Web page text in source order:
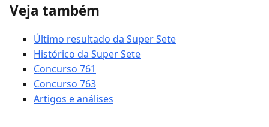
Veja também
Último resultado da Super Sete
Histórico da Super Sete
Concurso 761
Concurso 763
Artigos e análises